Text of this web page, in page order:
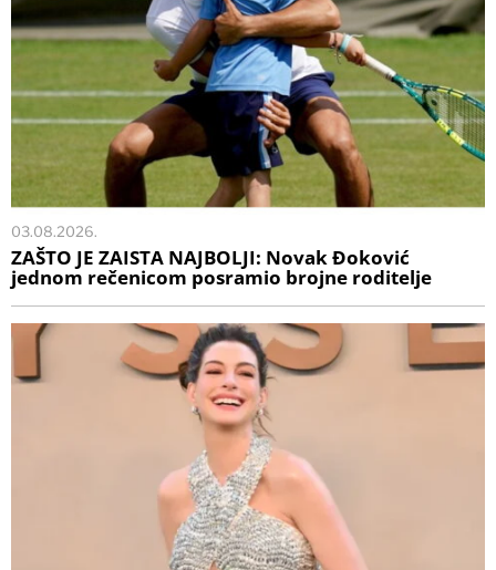
03.08.2026.
ZAŠTO JE ZAISTA NAJBOLJI: Novak Đoković
jednom rečenicom posramio brojne roditelje